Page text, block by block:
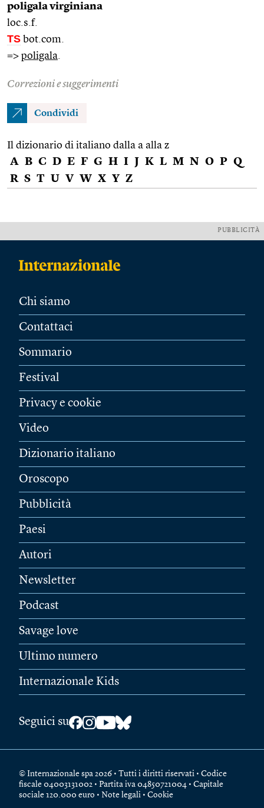
poligala virginiana
loc.s.f.
TS bot.com.
=> poligala
Correzioni e suggerimenti
Condividi
Il dizionario di italiano dalla a alla z
A B C D E F G H I J K L M N O P Q
R S T U V W X Y Z
PUBBLICITÀ
Chi siamo
Contattaci
Sommario
Festival
Privacy e cookie
Video
Dizionario italiano
Oroscopo
Pubblicità
Paesi
Autori
Newsletter
Podcast
Savage love
Ultimo numero
Internazionale Kids
Seguici su
© Internazionale spa 2026 • Tutti i diritti riservati • Codice
fiscale 04003131002 • Partita iva 04850721004 • Capitale
sociale 120.000 euro • Note legali • Cookie